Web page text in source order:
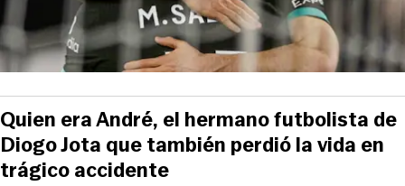
Quien era André, el hermano futbolista de
Diogo Jota que también perdió la vida en
trágico accidente